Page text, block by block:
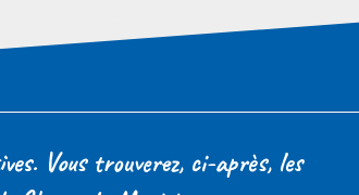
Vous trouverez, ci-après, les